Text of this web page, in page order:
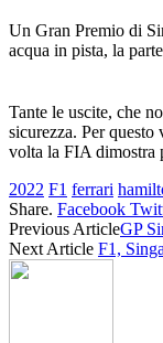
Un Gran Premio di
acqua in pista, la
Tante le uscite, che
sicurezza. Per
volta la FIA dimostra
2022 F1 ferrari
Share. Facebook
Previous ArticleGP
Next Article F1,